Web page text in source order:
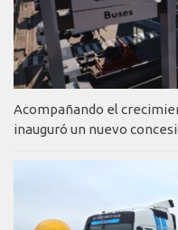
Acompañando el
inauguró un nuevo